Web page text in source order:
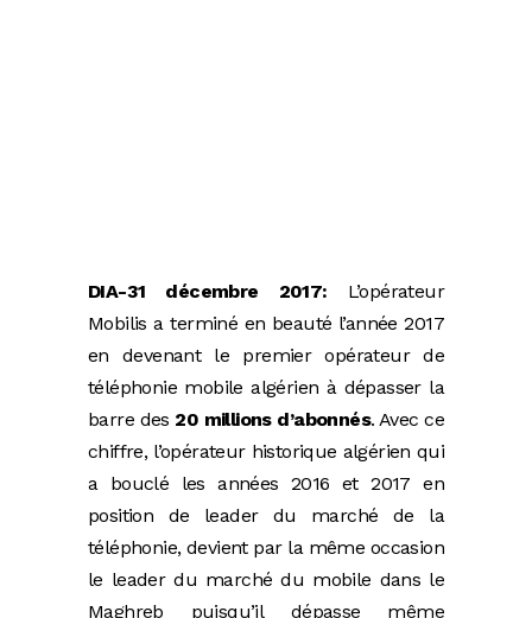
DIA-31 décembre 2017: L’opérateur
Mobilis a terminé en beauté l’année 2017
en devenant le premier opérateur de
téléphonie mobile algérien à dépasser la
barre des 20 millions d’abonnés. Avec ce
chiffre, l’opérateur historique algérien qui
a bouclé les années 2016 et 2017 en
position de leader du marché de la
téléphonie, devient par la même occasion
le leader du marché du mobile dans le
Maghreb puisqu’il dépasse même